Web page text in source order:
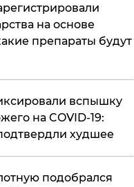
на основе
препараты будут
вспышку
на COVID-19:
худшее
подобрался